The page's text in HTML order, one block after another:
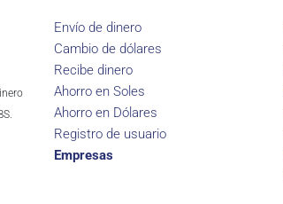
Envío de dinero
Cambio de dólares
Recibe dinero
Ahorro en Soles
Ahorro en Dólares
Registro de usuario
Empresas